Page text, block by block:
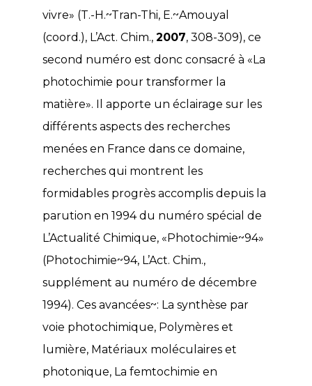
vivre» (T.-H.~Tran-Thi, E.~Amouyal
(coord.), L’Act. Chim., 2007, 308-309), ce
second numéro est donc consacré à «La
photochimie pour transformer la
matière». Il apporte un éclairage sur les
différents aspects des recherches
menées en France dans ce domaine,
recherches qui montrent les
formidables progrès accomplis depuis la
parution en 1994 du numéro spécial de
L’Actualité Chimique, «Photochimie~94»
(Photochimie~94, L’Act. Chim.,
supplément au numéro de décembre
1994). Ces avancées~: La synthèse par
voie photochimique, Polymères et
lumière, Matériaux moléculaires et
photonique, La femtochimie en